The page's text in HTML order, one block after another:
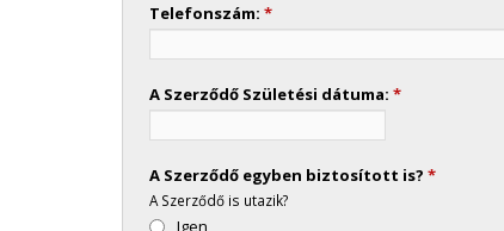
Telefonszám:*
A Szerződő Születési dátuma:*
A Szerződő egyben biztosított is?*
A Szerződő is utazik?